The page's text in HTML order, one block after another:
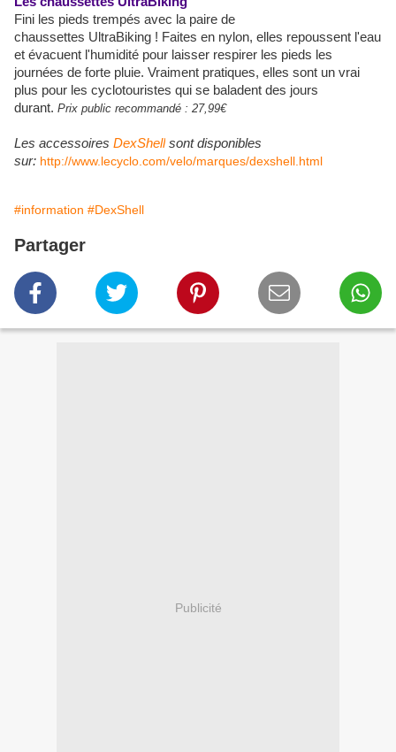
Fini les pieds trempés avec la paire de
chaussettes UltraBiking ! Faites en nylon, elles repoussent l'eau
et évacuent l'humidité pour laisser respirer les pieds les
journées de forte pluie. Vraiment pratiques, elles sont un vrai
plus pour les cyclotouristes qui se baladent des jours
durant. Prix public recommandé : 27,99€
Les accessoires DexShell sont disponibles
sur: http://www.lecyclo.com/velo/marques/dexshell.html
#information #DexShell
Partager
Publicité